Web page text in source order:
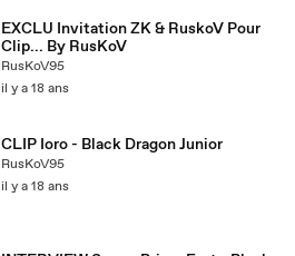
EXCLU Invitation ZK & RuskoV Pour
Clip... By RusKoV
RusKoV95
il y a 18 ans
CLIP Ioro - Black Dragon Junior
RusKoV95
il y a 18 ans